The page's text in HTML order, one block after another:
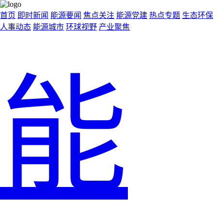
首页 即时新闻 能源要闻 焦点关注 能源党建 热点专题 生态环保
人事动态 能源城市 环球视野 产业聚焦
能